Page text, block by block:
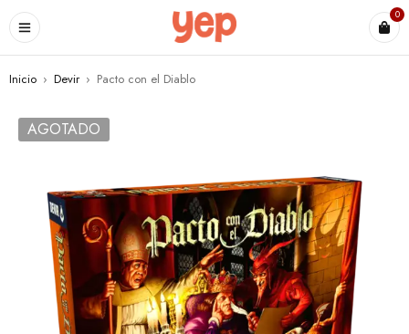
0
Inicio › Devir › Pacto con el Diablo
AGOTADO